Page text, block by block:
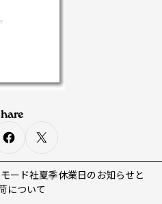
ード社夏季休業日のお知らせと
について